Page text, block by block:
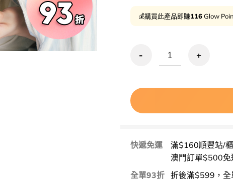
💰購買此產品即賺116Glow
GlowPick🏆 Dr.Althea
快遞免運
滿$160順豐站/
澳門訂單$500免
全單93折 折後滿$599，全